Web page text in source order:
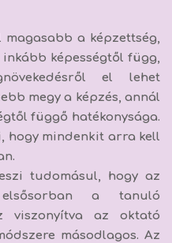
magasabb a képzettség,
képességtől függ,
el lehet
megy a képzés, annál
függő hatékonysága.
hogy mindenkit arra kell
tudomásul, hogy az
elsősorban a tanuló
viszonyítva az oktató
másodlagos. Az